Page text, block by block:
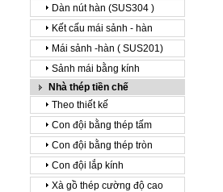
Dàn nút hàn (SUS304 )
Kết cấu mái sảnh - hàn
Mái sảnh -hàn ( SUS201)
Sảnh mái bằng kính
Nhà thép tiền chế
Theo thiết kế
Con đội bằng thép tấm
Con đội bằng thép tròn
Con đội lắp kính
Xà gồ thép cường độ cao